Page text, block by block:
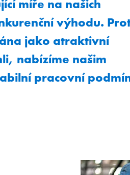
míře na našich
výhodu.
jako atraktivní
nabízíme našim
pracovní